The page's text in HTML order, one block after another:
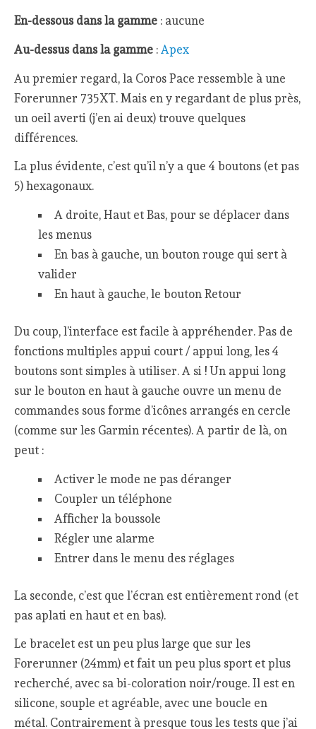
En-dessous dans la gamme : aucune
Au-dessus dans la gamme : Apex
Au premier regard, la Coros Pace ressemble à une
Forerunner 735XT. Mais en y regardant de plus près,
un oeil averti (j’en ai deux) trouve quelques
différences.
La plus évidente, c’est qu’il n’y a que 4 boutons (et pas
5) hexagonaux.
A droite, Haut et Bas, pour se déplacer dans
les menus
En bas à gauche, un bouton rouge qui sert à
valider
En haut à gauche, le bouton Retour
Du coup, l’interface est facile à appréhender. Pas de
fonctions multiples appui court / appui long, les 4
boutons sont simples à utiliser. A si ! Un appui long
sur le bouton en haut à gauche ouvre un menu de
commandes sous forme d’icônes arrangés en cercle
(comme sur les Garmin récentes). A partir de là, on
peut :
Activer le mode ne pas déranger
Coupler un téléphone
Afficher la boussole
Régler une alarme
Entrer dans le menu des réglages
La seconde, c’est que l’écran est entièrement rond (et
pas aplati en haut et en bas).
Le bracelet est un peu plus large que sur les
Forerunner (24mm) et fait un peu plus sport et plus
recherché, avec sa bi-coloration noir/rouge. Il est en
silicone, souple et agréable, avec une boucle en
métal. Contrairement à presque tous les tests que j’ai